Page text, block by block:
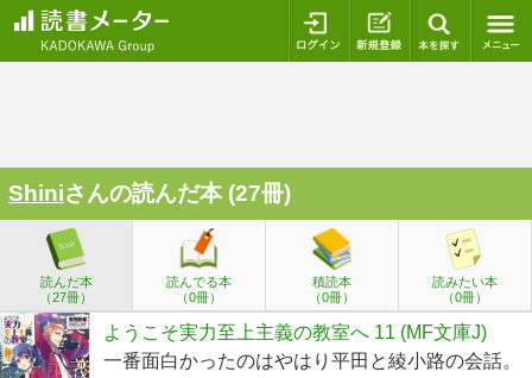
ログイン 新規登録
Shiniさんの読んだ本 (27冊)
読んだ本
（27冊）
読んでる本
（0冊）
積読本
（0冊）
読みたい本
（0冊）
ようこそ実力至上主義の教室へ 11 (MF文庫J)
一番面白かったのはやはり平田と綾小路の会話。